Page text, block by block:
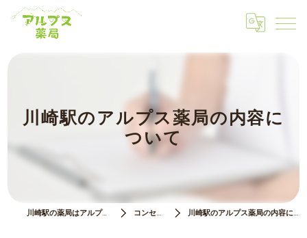
川崎駅のアルプス薬局の内容に
ついて
川崎駅の薬局はアルプス薬局 コンセプト 川崎駅のアルプス薬局の内容について